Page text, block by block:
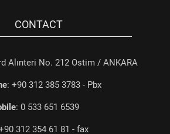
CONTACT
Alınteri No. 212 Ostim / ANKARA
: +90 312 385 3783 - Pbx
: 0 533 651 6539
312 354 61 81 - fax